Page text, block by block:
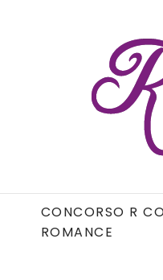
CONCORSO R
ROMANCE